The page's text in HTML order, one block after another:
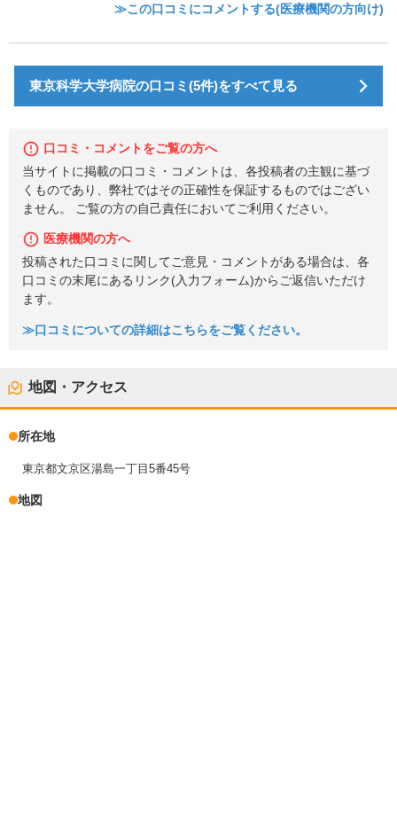
≫この口コミにコメントする(医療機関の方向け)
東京科学大学病院の口コミ(5件)をすべて見る
口コミ・コメントをご覧の方へ
当サイトに掲載の口コミ・コメントは、各投稿者の主観に基づ
くものであり、弊社ではその正確性を保証するものではござい
ません。 ご覧の方の自己責任においてご利用ください。
医療機関の方へ
投稿された口コミに関してご意見・コメントがある場合は、各
口コミの末尾にあるリンク(入力フォーム)からご返信いただけ
ます。
≫口コミについての詳細はこちらをご覧ください。
地図・アクセス
所在地
東京都文京区湯島一丁目5番45号
地図